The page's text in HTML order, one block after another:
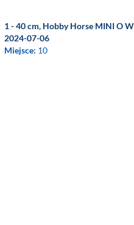
1 - 40 cm, Hobby Horse MINI O
2024-07-06
Miejsce: 10